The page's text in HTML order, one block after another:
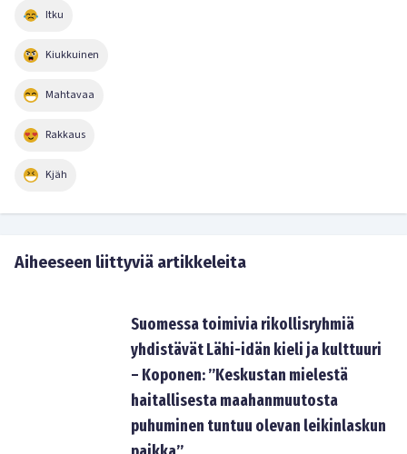
Itku
Kiukkuinen
Mahtavaa
Rakkaus
Kjäh
Aiheeseen liittyviä artikkeleita
Suomessa toimivia rikollisryhmiä
yhdistävät Lähi-idän kieli ja kulttuuri
– Koponen: ”Keskustan mielestä
haitallisesta maahanmuutosta
puhuminen tuntuu olevan leikinlaskun